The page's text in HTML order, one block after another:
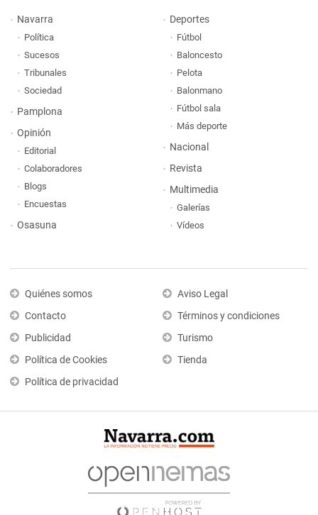
Navarra
Política
Sucesos
Tribunales
Sociedad
Pamplona
Opinión
Editorial
Colaboradores
Blogs
Encuestas
Osasuna
Deportes
Fútbol
Baloncesto
Pelota
Balonmano
Fútbol sala
Más deporte
Nacional
Revista
Multimedia
Galerías
Vídeos
Quiénes somos
Contacto
Publicidad
Política de Cookies
Política de privacidad
Aviso Legal
Términos y condiciones
Turismo
Tienda